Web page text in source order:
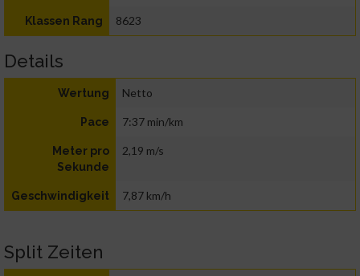
Klassen Rang 8623
Details
Wertung Netto
Pace 7:37 min/km
Meter pro
Sekunde
2,19 m/s
Geschwindigkeit 7,87 km/h
Split Zeiten